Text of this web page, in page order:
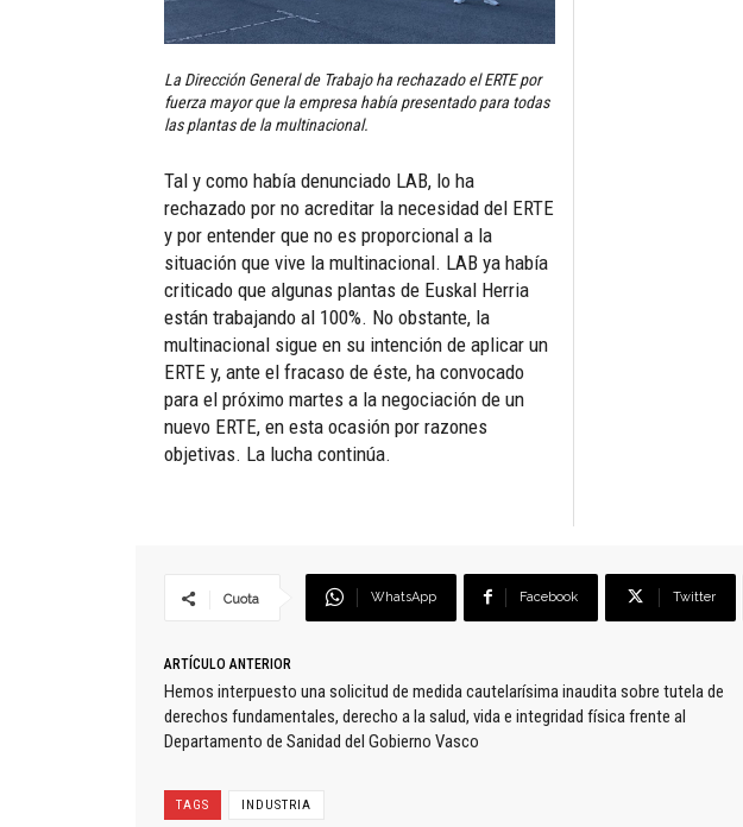
La Dirección General de Trabajo ha rechazado el ERTE por
fuerza mayor que la empresa había presentado para todas
las plantas de la multinacional.
Tal y como había denunciado LAB, lo ha
rechazado por no acreditar la necesidad del ERTE
y por entender que no es proporcional a la
situación que vive la multinacional. LAB ya había
criticado que algunas plantas de Euskal Herria
están trabajando al 100%. No obstante, la
multinacional sigue en su intención de aplicar un
ERTE y, ante el fracaso de éste, ha convocado
para el próximo martes a la negociación de un
nuevo ERTE, en esta ocasión por razones
objetivas. La lucha continúa.
Cuota WhatsApp Facebook Twitter
ARTÍCULO ANTERIOR
Hemos interpuesto una solicitud de medida cautelarísima inaudita sobre tutela de
derechos fundamentales, derecho a la salud, vida e integridad física frente al
Departamento de Sanidad del Gobierno Vasco
TAGS INDUSTRIA